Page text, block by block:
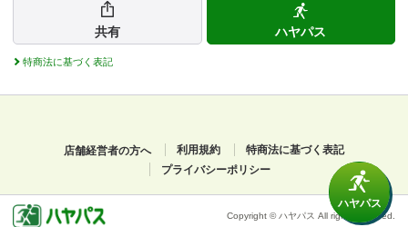
共有 ハヤパス
特商法に基づく表記
ハヤパス
店舗経営者の方へ 利用規約
特商法に基づく表記
プライバシーポリシー
Copyright © ハヤパス All rights reserved.